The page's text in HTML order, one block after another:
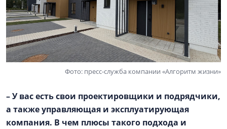
Фото: пресс-служба компании «Алгоритм жизни»
– У вас есть свои проектировщики и подрядчики,
а также управляющая и эксплуатирующая
компания. В чем плюсы такого подхода и